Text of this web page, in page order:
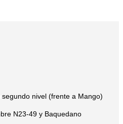
nivel (frente a Mango)
N23-49 y Baquedano